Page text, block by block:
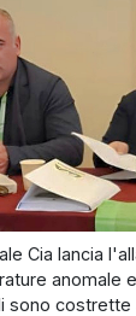
Cia lancia
anomale
sono costrette